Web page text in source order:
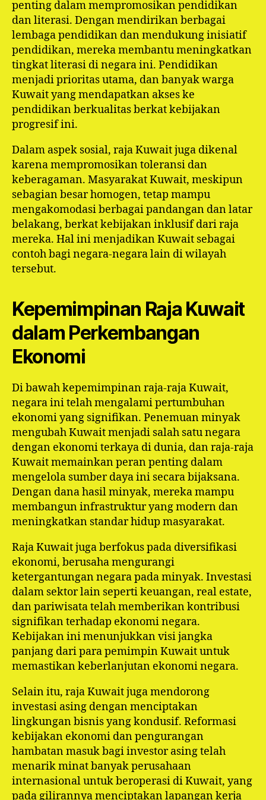
penting dalam mempromosikan pendidikan
dan literasi. Dengan mendirikan berbagai
lembaga pendidikan dan mendukung inisiatif
pendidikan, mereka membantu meningkatkan
tingkat literasi di negara ini. Pendidikan
menjadi prioritas utama, dan banyak warga
Kuwait yang mendapatkan akses ke
pendidikan berkualitas berkat kebijakan
progresif ini.
Dalam aspek sosial, raja Kuwait juga dikenal
karena mempromosikan toleransi dan
keberagaman. Masyarakat Kuwait, meskipun
sebagian besar homogen, tetap mampu
mengakomodasi berbagai pandangan dan latar
belakang, berkat kebijakan inklusif dari raja
mereka. Hal ini menjadikan Kuwait sebagai
contoh bagi negara-negara lain di wilayah
tersebut.
Kepemimpinan Raja Kuwait
dalam Perkembangan
Ekonomi
Di bawah kepemimpinan raja-raja Kuwait,
negara ini telah mengalami pertumbuhan
ekonomi yang signifikan. Penemuan minyak
mengubah Kuwait menjadi salah satu negara
dengan ekonomi terkaya di dunia, dan raja-raja
Kuwait memainkan peran penting dalam
mengelola sumber daya ini secara bijaksana.
Dengan dana hasil minyak, mereka mampu
membangun infrastruktur yang modern dan
meningkatkan standar hidup masyarakat.
Raja Kuwait juga berfokus pada diversifikasi
ekonomi, berusaha mengurangi
ketergantungan negara pada minyak. Investasi
dalam sektor lain seperti keuangan, real estate,
dan pariwisata telah memberikan kontribusi
signifikan terhadap ekonomi negara.
Kebijakan ini menunjukkan visi jangka
panjang dari para pemimpin Kuwait untuk
memastikan keberlanjutan ekonomi negara.
Selain itu, raja Kuwait juga mendorong
investasi asing dengan menciptakan
lingkungan bisnis yang kondusif. Reformasi
kebijakan ekonomi dan pengurangan
hambatan masuk bagi investor asing telah
menarik minat banyak perusahaan
internasional untuk beroperasi di Kuwait, yang
pada gilirannya menciptakan lapangan kerja